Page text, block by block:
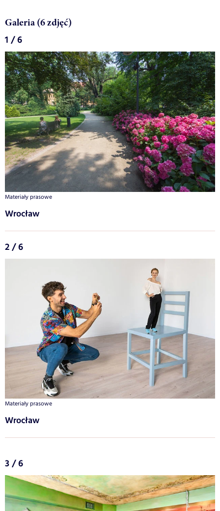
Galeria (6 zdjęć)
1 / 6
Materiały prasowe
Wrocław
2 / 6
Materiały prasowe
Wrocław
3 / 6